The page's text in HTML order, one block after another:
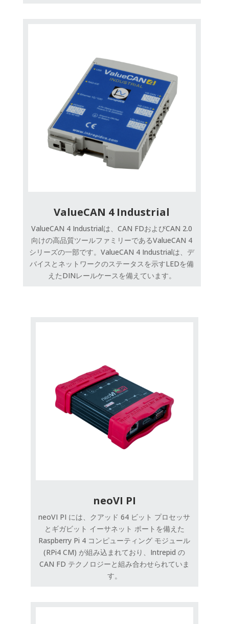
ValueCAN 4 Industrial
ValueCAN 4 Industrialは、CAN FDおよびCAN 2.0
向けの高品質ツールファミリーであるValueCAN 4
シリーズの一部です。ValueCAN 4 Industrialは、デ
バイスとネットワークのステータスを示すLEDを備
えたDINレールケースを備えています。
neoVI PI
neoVI PI には、クアッド 64 ビット プロセッサ
とギガビット イーサネット ポートを備えた
Raspberry Pi 4 コンピューティング モジュール
(RPi4 CM) が組み込まれており、Intrepid の
CAN FD テクノロジーと組み合わせられていま
す。